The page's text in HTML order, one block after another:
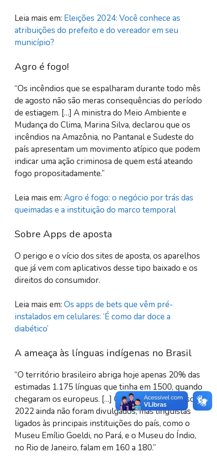
Leia mais em: Eleições 2024: Você conhece as
atribuições do prefeito e do vereador em seu
município?
Agro é fogo!
“Os incêndios que se espalharam durante todo mês
de agosto não são meras consequências do período
de estiagem. […] A ministra do Meio Ambiente e
Mudança do Clima, Marina Silva, declarou que os
incêndios na Amazônia, no Pantanal e Sudeste do
país apresentam um movimento atípico que podem
indicar uma ação criminosa de quem está ateando
fogo propositadamente.”
Leia mais em: Agro é fogo: o negócio por trás das
queimadas e a instituição do marco temporal
Sobre Apps de aposta
O perigo e o vício dos sites de aposta, os aparelhos
que já vem com aplicativos desse tipo baixado e os
direitos do consumidor.
Leia mais em: Os apps de bets que vêm pré-
instalados em celulares: ‘É como dar doce a
diabético’
A ameaça às línguas indígenas no Brasil
“O território brasileiro abriga hoje apenas 20% das
estimadas 1.175 línguas que tinha em 1500, quando
chegaram os europeus. […] Os números do Censo
2022 ainda não foram divulgados, mas linguistas
ligados às principais instituições do país, como o
Museu Emílio Goeldi, no Pará, e o Museu do Índio,
no Rio de Janeiro, falam em 160 a 180.”